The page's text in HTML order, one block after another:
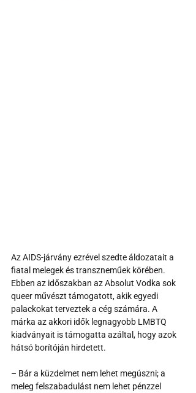
Az AIDS-járvány ezrével szedte áldozatait a
fiatal melegek és transzneműek körében.
Ebben az időszakban az Absolut Vodka sok
queer művészt támogatott, akik egyedi
palackokat terveztek a cég számára. A
márka az akkori idők legnagyobb LMBTQ
kiadványait is támogatta azáltal, hogy azok
hátsó borítóján hirdetett.
– Bár a küzdelmet nem lehet megúszni; a
meleg felszabadulást nem lehet pénzzel